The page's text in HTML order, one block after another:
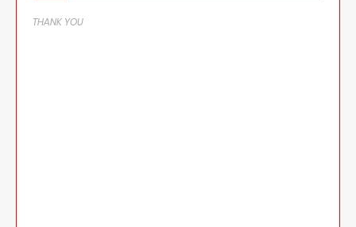
THANK YOU